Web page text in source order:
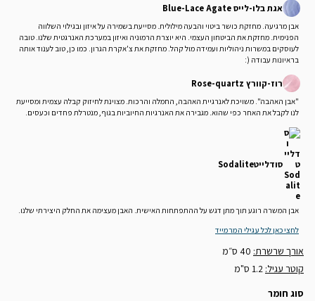
אגת בלו-לייס Blue-Lace Agate
אבן מרגיעה. מחזקת כושר ביטוי והבעה מילולית. מסייעת בשמירה על איזון ובגילוי השלווה
הפנימית. מחזקת את הביטחון העצמי. היא יוצרת הרמוניה ואיזון במערכת האנרגטית שלנו. טובה
לעוסקים במשרות ניהוליות ועמידה מול קהל. מחזקת את צ'אקרת הגרון. כמו כן, טוב לענוד אותה
בראיונות עבודה (:
רוז-קוורץ Rose-quartz
"אבן האהבה". משויכת לאנרגיית האהבה, החמלה והרכות. מצוינת לחיזוק קבלה עצמית ומסייעת
לנו לקבל את האחר כפי שהוא. מגבירה את האנרגיות החיוביות בגוף, מנטרלת פחדים וכעסים.
סודלייטSodalite
אבן המשרה רוגע תוך מתן דגש על ההתפתחות האישית. האבן מעצימה את החלק היצירתי שלנו.
לחצי כאן לכל עגילי המרמייד
אורך שרשרת:
קוטר עגיל:
סוג חומר